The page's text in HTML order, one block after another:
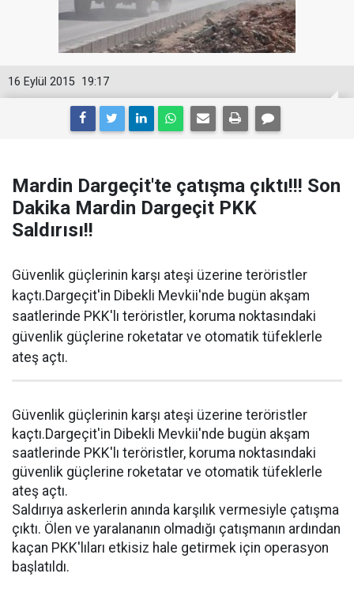
19:17
16 Eylül 2015
Mardin Dargeçit'te çatışma çıktı!!! Son
Dakika Mardin Dargeçit PKK
Saldırısı!!
Güvenlik güçlerinin karşı ateşi üzerine teröristler
kaçtı.Dargeçit'in Dibekli Mevkii'nde bugün akşam
saatlerinde PKK'lı teröristler, koruma noktasındaki
güvenlik güçlerine roketatar ve otomatik tüfeklerle
ateş açtı.
Güvenlik güçlerinin karşı ateşi üzerine teröristler
kaçtı.Dargeçit'in Dibekli Mevkii'nde bugün akşam
saatlerinde PKK'lı teröristler, koruma noktasındaki
güvenlik güçlerine roketatar ve otomatik tüfeklerle
ateş açtı.
Saldırıya askerlerin anında karşılık vermesiyle çatışma
çıktı. Ölen ve yaralananın olmadığı çatışmanın ardından
kaçan PKK'lıları etkisiz hale getirmek için operasyon
başlatıldı.